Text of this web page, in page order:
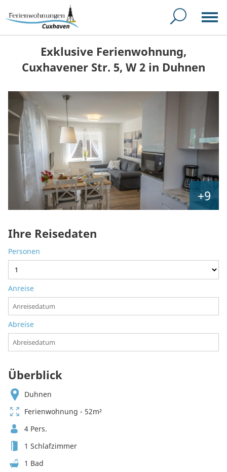
Exklusive Ferienwohnung,
Cuxhavener Str. 5, W 2 in Duhnen
+9
Ihre Reisedaten
Personen
Anreise
Abreise
Überblick
Duhnen
Ferienwohnung - 52m²
4 Pers.
1 Schlafzimmer
1 Bad